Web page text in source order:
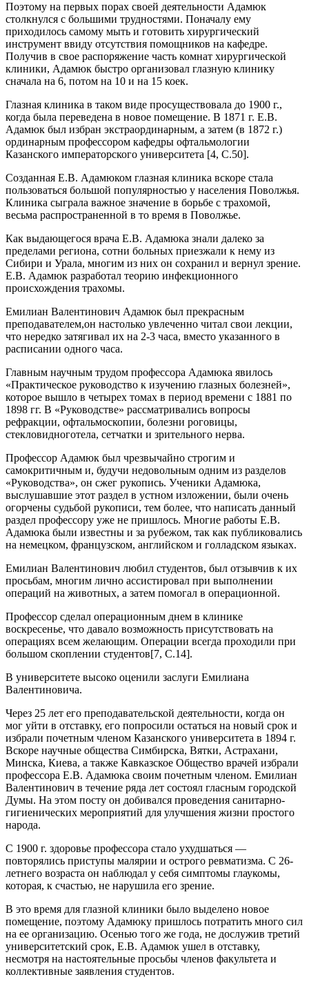
Поэтому на первых порах своей деятельности Адамюк
столкнулся с большими трудностями. Поначалу ему
приходилось самому мыть и готовить хирургический
инструмент ввиду отсутствия помощников на кафедре.
Получив в свое распоряжение часть комнат хирургической
клиники, Адамюк быстро организовал глазную клинику
сначала на 6, потом на 10 и на 15 коек.
Глазная клиника в таком виде просуществовала до 1900 г.,
когда была переведена в новое помещение. В 1871 г. Е.В.
Адамюк был избран экстраординарным, а затем (в 1872 г.)
ординарным профессором кафедры офтальмологии
Казанского императорского университета [4, C.50].
Созданная Е.В. Адамюком глазная клиника вскоре стала
пользоваться большой популярностью у населения Поволжья.
Клиника сыграла важное значение в борьбе с трахомой,
весьма распространенной в то время в Поволжье.
Как выдающегося врача Е.В. Адамюка знали далеко за
пределами региона, сотни больных приезжали к нему из
Сибири и Урала, многим из них он сохранил и вернул зрение.
Е.В. Адамюк разработал теорию инфекционного
происхождения трахомы.
Емилиан Валентинович Адамюк был прекрасным
преподавателем,он настолько увлеченно читал свои лекции,
что нередко затягивал их на 2-3 часа, вместо указанного в
расписании одного часа.
Главным научным трудом профессора Адамюка явилось
«Практическое руководство к изучению глазных болезней»,
которое вышло в четырех томах в период времени с 1881 по
1898 гг. В «Руководстве» рассматривались вопросы
рефракции, офтальмоскопии, болезни роговицы,
стекловидноготела, сетчатки и зрительного нерва.
Профессор Адамюк был чрезвычайно строгим и
самокритичным и, будучи недовольным одним из разделов
«Руководства», он сжег рукопись. Ученики Адамюка,
выслушавшие этот раздел в устном изложении, были очень
огорчены судьбой рукописи, тем более, что написать данный
раздел профессору уже не пришлось. Многие работы Е.В.
Адамюка были известны и за рубежом, так как публиковались
на немецком, французском, английском и голладском языках.
Емилиан Валентинович любил студентов, был отзывчив к их
просьбам, многим лично ассистировал при выполнении
операций на животных, а затем помогал в операционной.
Профессор сделал операционным днем в клинике
воскресенье, что давало возможность присутствовать на
операциях всем желающим. Операции всегда проходили при
большом скоплении студентов[7, C.14].
В университете высоко оценили заслуги Емилиана
Валентиновича.
Через 25 лет его преподавательской деятельности, когда он
мог уйти в отставку, его попросили остаться на новый срок и
избрали почетным членом Казанского университета в 1894 г.
Вскоре научные общества Симбирска, Вятки, Астрахани,
Минска, Киева, а также Кавказское Общество врачей избрали
профессора Е.В. Адамюка своим почетным членом. Емилиан
Валентинович в течение ряда лет состоял гласным городской
Думы. На этом посту он добивался проведения санитарно-
гигиенических мероприятий для улучшения жизни простого
народа.
С 1900 г. здоровье профессора стало ухудшаться —
повторялись приступы малярии и острого ревматизма. С 26-
летнего возраста он наблюдал у себя симптомы глаукомы,
которая, к счастью, не нарушила его зрение.
В это время для глазной клиники было выделено новое
помещение, поэтому Адамюку пришлось потратить много сил
на ее организацию. Осенью того же года, не дослужив третий
университетский срок, Е.В. Адамюк ушел в отставку,
несмотря на настоятельные просьбы членов факультета и
коллективные заявления студентов.